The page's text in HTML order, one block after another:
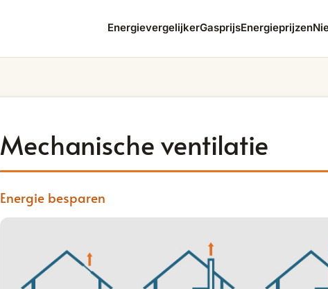
EnergievergelijkerGasprijsEnergieprijzen
Mechanische ventilatie
Energie besparen